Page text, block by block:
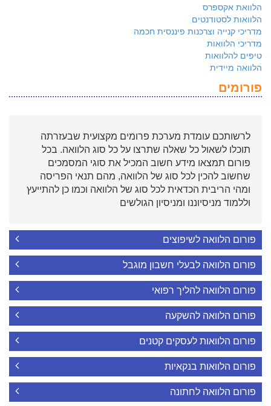
הלוואת אקספרס
הלוואות לסטודנטים
מדריכי קנייה וצרכנות פיננסית חכמה
מדריכי הלוואות
טיפים להלוואות
הלוואה מיידית
פורומים
לרשותכם עומדת מערכת פרומים מקצועית שבעזרתה
תוכלו לשאול כל שאלה שתרצו על כל סוג הלוואה. בכל
פורום תמצאו מידע חשוב המכיל את סוגי המסמכים
שחשוב להכין לכל סוג של הלוואה, מהם תנאי הפריסה
ומהי הריבית הכדאית לכל סוג של הלוואה וכמו כן להתייעץ
וללמוד מניסיוננו ומניסיון הגולשים
פורום הלוואה לשיפוצים
פורום הלוואה לבעלי חשבון מוגבל
פורום הלוואה להליך רפואי
פורום הלוואה להשקעה
פורום הלוואות לעסקים קטנים
פורום הלוואות בנקאיות
פורום הלוואה לחתונה